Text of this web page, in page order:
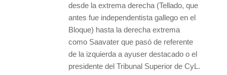
desde la extrema derecha (Tellado, que
antes fue independentista gallego en el
Bloque) hasta la derecha extrema
como Saavater que pasó de referente
de la izquierda a ayuser destacado o el
presidente del Tribunal Superior de CyL.